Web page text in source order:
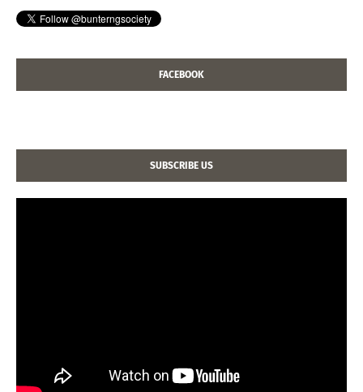
FACEBOOK
SUBSCRIBE US